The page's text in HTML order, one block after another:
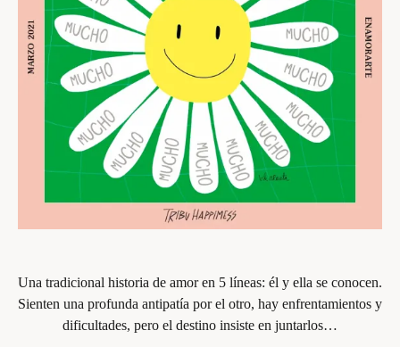
Una tradicional historia de amor en 5 líneas: él y ella se conocen.
Sienten una profunda antipatía por el otro, hay enfrentamientos y
dificultades, pero el destino insiste en juntarlos…